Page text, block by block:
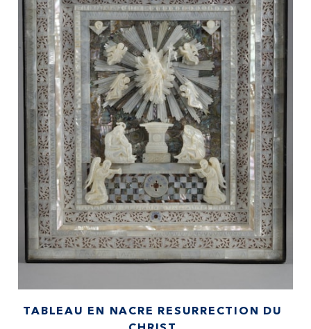
TABLEAU EN NACRE RESURRECTION DU